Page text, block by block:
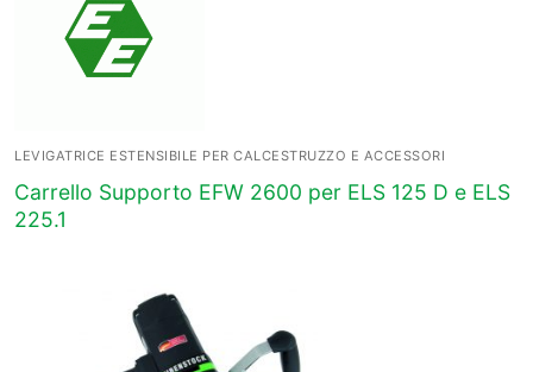
LEVIGATRICE ESTENSIBILE PER CALCESTRUZZO E ACCESSORI
Carrello Supporto EFW 2600 per ELS 125 D e ELS
225.1